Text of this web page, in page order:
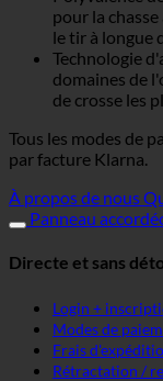
pour la
le tir à longue
Technologie
domaines de
de crosse les
Tous les modes de
par facture Klarna.
À propos de nous
Panneau
Directe et sans
Login +
Modes de
Frais
Rétractation /